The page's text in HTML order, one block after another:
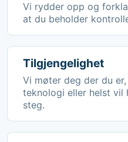
Vi rydder opp og
at du beholder
Tilgjengelighet
Vi møter deg der du
teknologi eller helst
steg.